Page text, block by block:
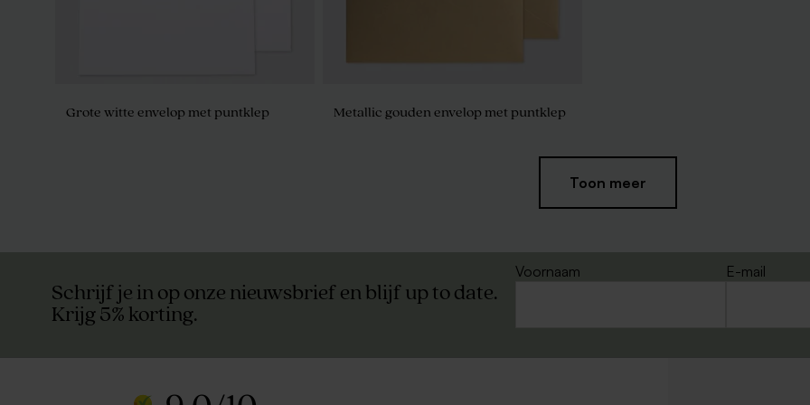
Grote witte envelop met puntklep Metallic gouden envelop met puntklep
Toon meer
Schrijf je in op onze nieuwsbrief en blijf up to date.
Krijg 5% korting.
Voornaam
E-mail